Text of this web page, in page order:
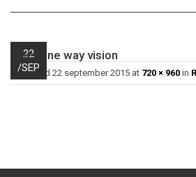
22
/SEP
ciber one way vision
Published 22 september 2015 at 720 × 960 in